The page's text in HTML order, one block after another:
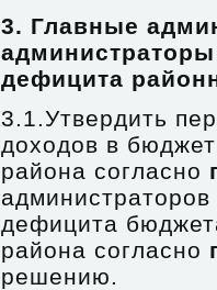
3. Главные
дефицита
3.1.Утвердить
доходов в
района согласно
дефицита
района согласно
решению.